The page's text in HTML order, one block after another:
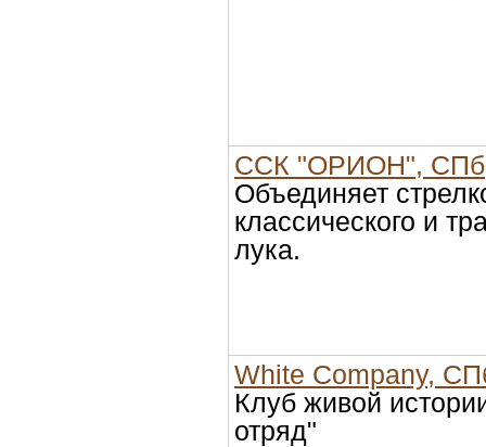
ССК "ОРИОН", СПб
Объединяет
классического и
лука.
White Company,
Клуб живой
отряд"